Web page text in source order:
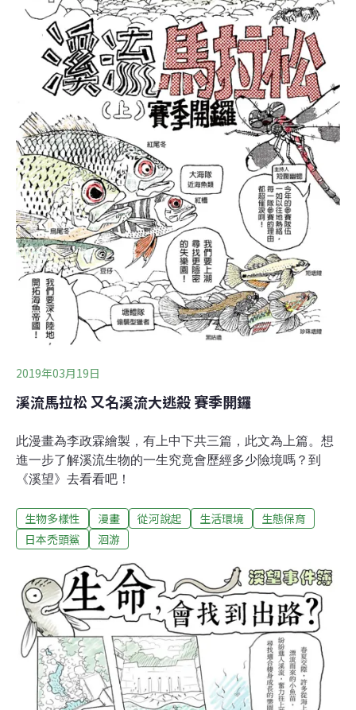
2019年03月19日
溪流馬拉松 又名溪流大逃殺 賽季開鑼
此漫畫為李政霖繪製，有上中下共三篇，此文為上篇。想
進一步了解溪流生物的一生究竟會歷經多少險境嗎？到
《溪望》去看看吧！
生物多樣性 漫畫 從河說起 生活環境
生態保育
日本禿頭鯊
洄游